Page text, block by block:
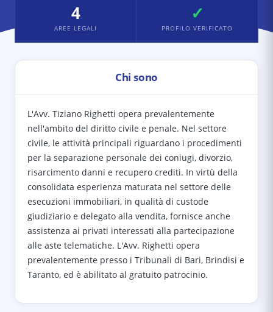
4
AREE LEGALI
✓
PROFILO VERIFICATO
Chi sono
L'Avv. Tiziano Righetti opera prevalentemente
nell'ambito del diritto civile e penale. Nel settore
civile, le attività principali riguardano i procedimenti
per la separazione personale dei coniugi, divorzio,
risarcimento danni e recupero crediti. In virtù della
consolidata esperienza maturata nel settore delle
esecuzioni immobiliari, in qualità di custode
giudiziario e delegato alla vendita, fornisce anche
assistenza ai privati interessati alla partecipazione
alle aste telematiche. L'Avv. Righetti opera
prevalentemente presso i Tribunali di Bari, Brindisi e
Taranto, ed è abilitato al gratuito patrocinio.